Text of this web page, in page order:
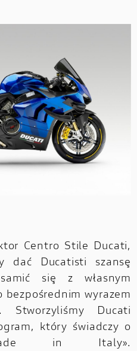
Centro Stile Ducati,
dać Ducatisti szansę
się z własnym
bezpośrednim wyrazem
Stworzyliśmy Ducati
który świadczy o
in Italy».